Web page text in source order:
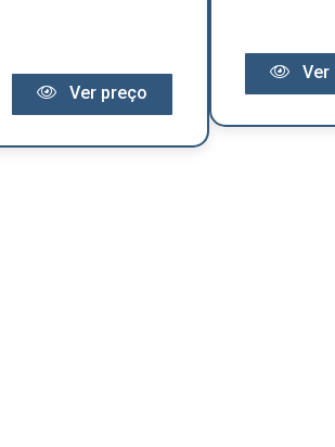
Ver preço
Ver